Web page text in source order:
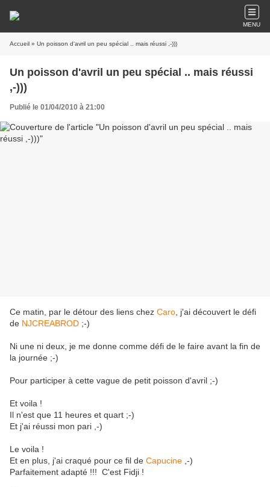
MENU
Accueil » Un poisson d'avril un peu spécial .. mais réussi ,-)))
Un poisson d'avril un peu spécial .. mais réussi
,-)))
Publié le 01/04/2010 à 21:00
Ce matin, par le détour des liens chez Caro , j'ai découvert le défi
de NJCREABROD ;-)
Ni une ni deux, je me donne comme défi de le faire avant la fin de
la journée ;-)
Pour participer à cette vague de petit poisson d'avril ;-)
Et voila !
Il n'est que 11 heures et quart ;-)
Et j'ai réussi mon pari ,-)
Le voila !
Et en plus, j'ai craqué pour ce fil de Capucine ,-)
Parfaitement adapté !!! C'est Fidji !